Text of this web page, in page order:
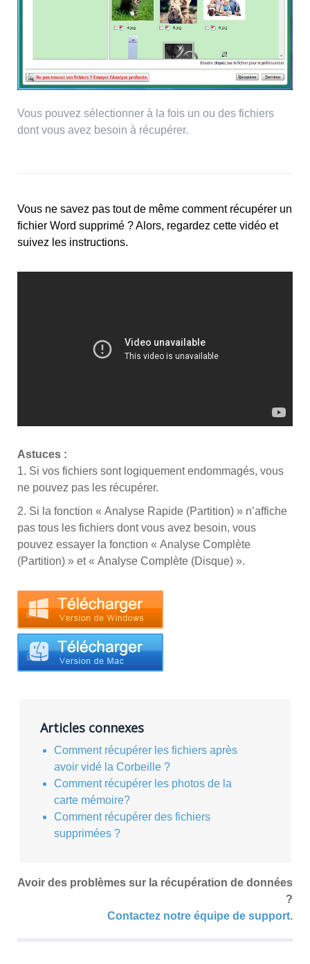
Vous pouvez sélectionner à la fois un ou des fichiers
dont vous avez besoin à récupérer.
Vous ne savez pas tout de même comment récupérer un
fichier Word supprimé ? Alors, regardez cette vidéo et
suivez les instructions.
Astuces :
1. Si vos fichiers sont logiquement endommagés, vous
ne pouvez pas les récupérer.
2. Si la fonction « Analyse Rapide (Partition) » n’affiche
pas tous les fichiers dont vous avez besoin, vous
pouvez essayer la fonction « Analyse Complète
(Partition) » et « Analyse Complète (Disque) ».
Articles connexes
Comment récupérer les fichiers après
avoir vidé la Corbeille ?
Comment récupérer les photos de la
carte mémoire?
Comment récupérer des fichiers
supprimées ?
Avoir des problèmes sur la récupération de données
?
Contactez notre équipe de support.